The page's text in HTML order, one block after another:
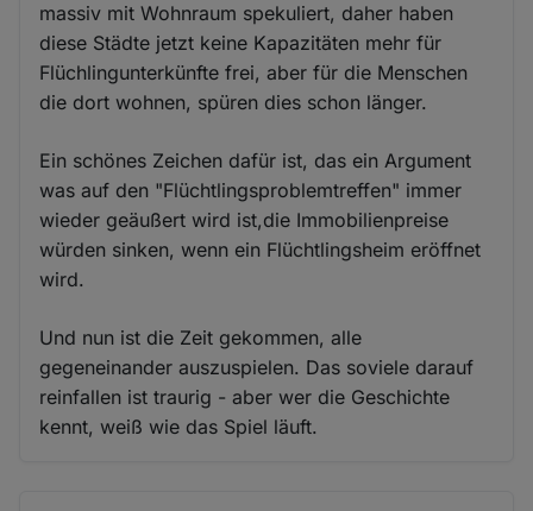
massiv mit Wohnraum spekuliert, daher haben
diese Städte jetzt keine Kapazitäten mehr für
Flüchlingunterkünfte frei, aber für die Menschen
die dort wohnen, spüren dies schon länger.
Ein schönes Zeichen dafür ist, das ein Argument
was auf den "Flüchtlingsproblemtreffen" immer
wieder geäußert wird ist,die Immobilienpreise
würden sinken, wenn ein Flüchtlingsheim eröffnet
wird.
Und nun ist die Zeit gekommen, alle
gegeneinander auszuspielen. Das soviele darauf
reinfallen ist traurig - aber wer die Geschichte
kennt, weiß wie das Spiel läuft.